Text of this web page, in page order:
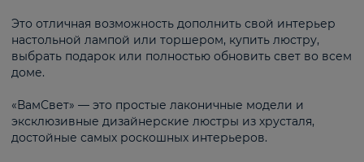
Это отличная возможность дополнить свой интерьер
настольной лампой или торшером, купить люстру,
выбрать подарок или полностью обновить свет во всем
доме.
«ВамСвет» — это простые лаконичные модели и
эксклюзивные дизайнерские люстры из хрусталя,
достойные самых роскошных интерьеров.